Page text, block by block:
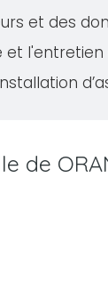
et des
et
de